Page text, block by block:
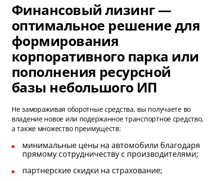
Финансовый лизинг —
оптимальное решение для
формирования
корпоративного парка или
пополнения ресурсной
базы небольшого ИП
Не замораживая оборотные средства, вы получаете во
владение новое или подержанное транспортное средство,
а также множество преимуществ:
минимальные цены на автомобили благодаря
прямому сотрудничеству с производителями;
партнерские скидки на страхование;